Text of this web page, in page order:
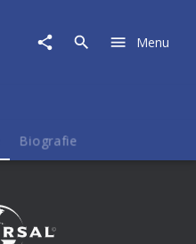
Menu
Biografie